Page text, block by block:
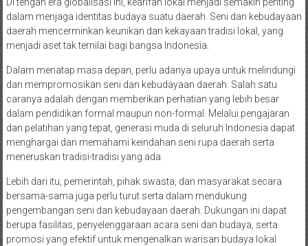
dalam menjaga identitas budaya suatu daerah. Seni dan kebudayaan
daerah mencerminkan keunikan dan kekayaan tradisi lokal, yang
menjadi aset tak ternilai bagi bangsa Indonesia.
Dalam menatap masa depan, perlu adanya upaya untuk melindungi
dan mempromosikan seni dan kebudayaan daerah. Salah satu
caranya adalah dengan memberikan perhatian yang lebih besar
dalam pendidikan formal maupun non-formal. Melalui pengajaran
dan pelatihan yang tepat, generasi muda di seluruh Indonesia dapat
menghargai dan memahami keindahan seni rupa daerah serta
meneruskan tradisi-tradisi yang ada.
Lebih dari itu, pemerintah, pihak swasta, dan masyarakat secara
bersama-sama juga perlu turut serta dalam mendukung
pengembangan seni dan kebudayaan daerah. Dukungan ini dapat
berupa fasilitas, penyelenggaraan acara seni dan budaya, serta
promosi yang efektif untuk mengenalkan warisan budaya lokal